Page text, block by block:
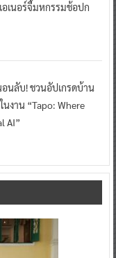
อเนอร์จี้มหกรรมช้อปก
นลับ! ชวนอัปเกรดบ้าน
งาน “Tapo: Where
AI”